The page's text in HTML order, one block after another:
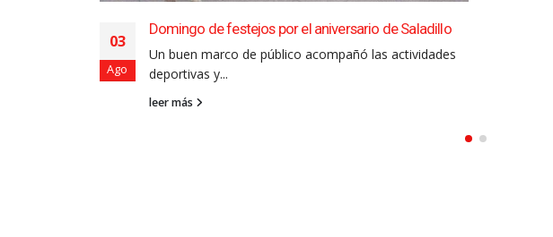
03
Ago
Domingo de festejos por el aniversario de Saladillo
Un buen marco de público acompañó las actividades
deportivas y...
leer más